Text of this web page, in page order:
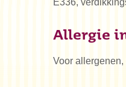
Allergie
Voor allergenen,